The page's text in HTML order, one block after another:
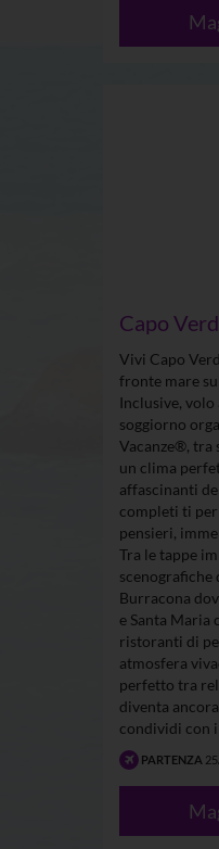
Capo
Vivi Capo
fronte mare
Inclusive,
soggiorno
Vacanze®, tra
un clima
affascinanti
completi ti
pensieri,
Tra le tappe
scenografiche
Burracona
e Santa Maria
ristoranti di
atmosfera
perfetto tra
diventa
condividi con
PARTENZA